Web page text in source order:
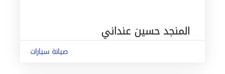
المنجد حسين عنداني
صيانة سيارات